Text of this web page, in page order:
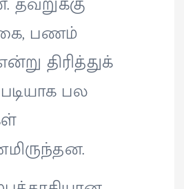
பணம்
திரித்துக்
பல